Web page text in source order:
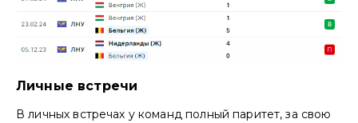
Личные встречи
В личных встречах у команд полный паритет, за свою